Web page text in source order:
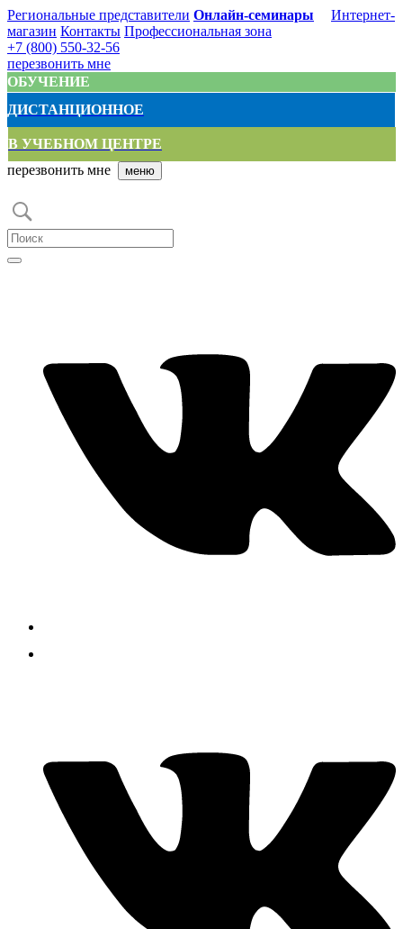
Региональные представители Онлайн-семинары
Интернет-
магазин Контакты Профессиональная зона
+7 (800) 550-32-56
перезвонить мне
ОБУЧЕНИЕ
ДИСТАНЦИОННОЕ
В УЧЕБНОМ ЦЕНТРЕ
перезвонить мне
меню